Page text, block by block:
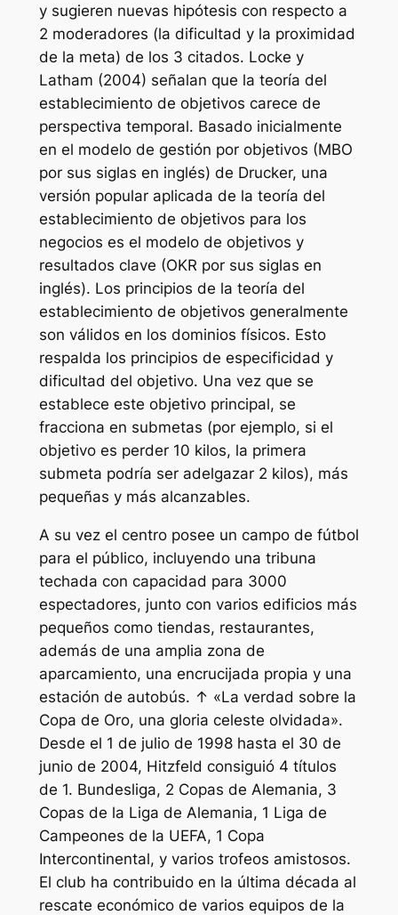
y sugieren nuevas hipótesis con respecto a
2 moderadores (la dificultad y la proximidad
de la meta) de los 3 citados. Locke y
Latham (2004) señalan que la teoría del
establecimiento de objetivos carece de
perspectiva temporal. Basado inicialmente
en el modelo de gestión por objetivos (MBO
por sus siglas en inglés) de Drucker, una
versión popular aplicada de la teoría del
establecimiento de objetivos para los
negocios es el modelo de objetivos y
resultados clave (OKR por sus siglas en
inglés). Los principios de la teoría del
establecimiento de objetivos generalmente
son válidos en los dominios físicos. Esto
respalda los principios de especificidad y
dificultad del objetivo. Una vez que se
establece este objetivo principal, se
fracciona en submetas (por ejemplo, si el
objetivo es perder 10 kilos, la primera
submeta podría ser adelgazar 2 kilos), más
pequeñas y más alcanzables.
A su vez el centro posee un campo de fútbol
para el público, incluyendo una tribuna
techada con capacidad para 3000
espectadores, junto con varios edificios más
pequeños como tiendas, restaurantes,
además de una amplia zona de
aparcamiento, una encrucijada propia y una
estación de autobús. ↑ «La verdad sobre la
Copa de Oro, una gloria celeste olvidada».
Desde el 1 de julio de 1998 hasta el 30 de
junio de 2004, Hitzfeld consiguió 4 títulos
de 1. Bundesliga, 2 Copas de Alemania, 3
Copas de la Liga de Alemania, 1 Liga de
Campeones de la UEFA, 1 Copa
Intercontinental, y varios trofeos amistosos.
El club ha contribuido en la última década al
rescate económico de varios equipos de la